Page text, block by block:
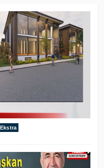
Ekstra